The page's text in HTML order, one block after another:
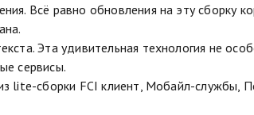
Всё равно обновления на эту сборку
Эта удивительная технология не
сервисы.
lite-сборки FCI клиент, Мобайл-службы,